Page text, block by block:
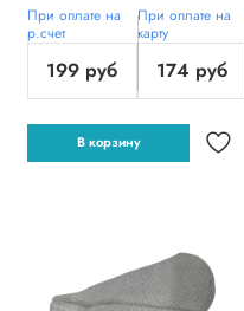
При оплате на
р.счет
199 руб
При оплате на
карту
174 руб
В корзину